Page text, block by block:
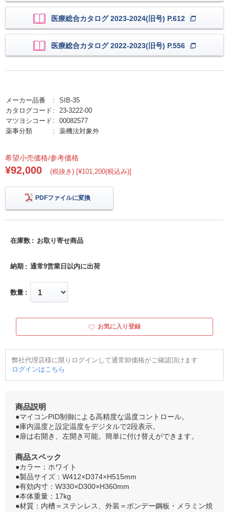
医療総合カタログ 2023-2024(旧号) P.612
医療総合カタログ 2022-2023(旧号) P.556
メーカー品番
SIB-35
カタログコード
23-3222-00
マツヨシコード
00082577
薬事分類
薬機法対象外
希望小売価格/参考価格
¥92,000 (税抜き) [¥101,200(税込み)]
PDFファイルに変換
在庫数 お取り寄せ商品
納期 通常9営業日以内に出荷
数量
お気に入り登録
弊社代理店様に限りログインして通常卸価格がご確認頂けます
ログインはこちら
商品説明
●マイコンPID制御による高精度な温度コントロール。
●庫内温度と設定温度をデジタルで2段表示。
●扉は右開き、左開き可能。簡単に付け替えができます。
商品スペック
●カラー：ホワイト
●製品サイズ：W412×D374×H515mm
●有効内寸：W330×D300×H360mm
●本体重量：17kg
●材質：内槽＝ステンレス、外装＝ボンデー鋼板・メラミン焼